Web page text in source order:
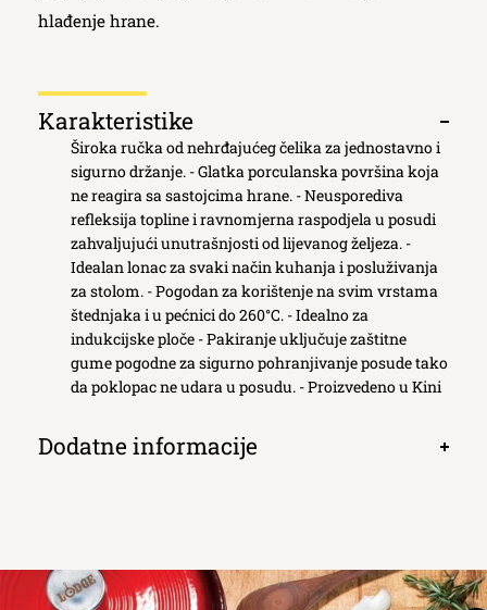
hlađenje hrane.
Κarakteristike
Otvori
Široka ručka od nehrđajućeg čelika za jednostavno i
sigurno držanje. - Glatka porculanska površina koja
ne reagira sa sastojcima hrane. - Neusporediva
refleksija topline i ravnomjerna raspodjela u posudi
zahvaljujući unutrašnjosti od lijevanog željeza. -
Idealan lonac za svaki način kuhanja i posluživanja
za stolom. - Pogodan za korištenje na svim vrstama
štednjaka i u pećnici do 260°C. - Idealno za
indukcijske ploče - Pakiranje uključuje zaštitne
gume pogodne za sigurno pohranjivanje posude tako
da poklopac ne udara u posudu. - Proizvedeno u Kini
Dodatne informacije
Otvori